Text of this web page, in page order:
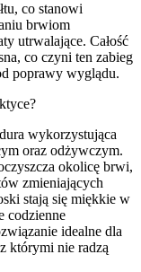
co stanowi
brwiom
utrwalające. Całość
co czyni ten zabieg
poprawy wyglądu.
wykorzystująca
oraz odżywczym.
okolicę brwi,
zmieniających
stają się miękkie w
codzienne
idealne dla
którymi nie radzą